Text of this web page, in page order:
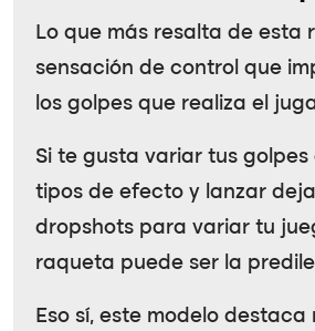
Lo que más resalta de esta
sensación de control que
los golpes que realiza el
Si te gusta variar tus golpes
tipos de efecto y lanzar
dropshots para variar tu
raqueta puede ser la
Eso sí, este modelo destaca